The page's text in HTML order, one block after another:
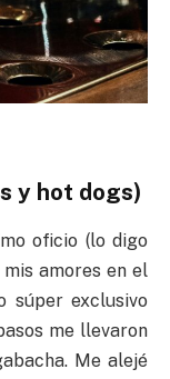
y hot dogs)
oficio (lo digo
amores en el
súper exclusivo
me llevaron
Me alejé